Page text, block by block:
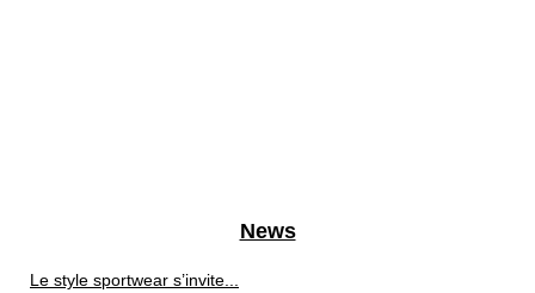
News
Le style sportwear s’invite...